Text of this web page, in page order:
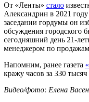
От «Ленты» стало
Александрин в 2021
заседании гордумы он
обсуждения городского
сегодняшний день 21-
менеджером по
Напомним, ранее газета
кражу часов за 330
Видео/фото: Елена